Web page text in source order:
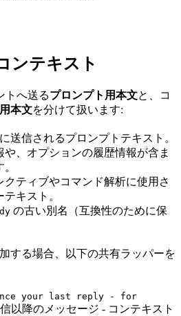
ンテキスト
トへ送るプロンプト用本文と、コ
本文を分けて扱います:
送信されるプロンプトテキスト。
、オプションの履歴情報が含ま
クティブやコマンド解析に使用さ
キスト。
の古い別名（互換性のために保
する場合、以下の共有ラッパーを
your last reply - for
以降のメッセージ - コンテキスト